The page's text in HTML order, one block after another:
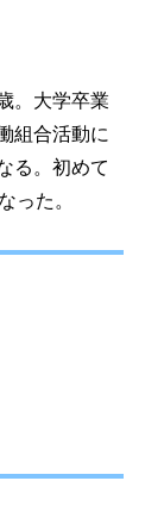
。大学卒業
組合活動に
る。初めて
った。